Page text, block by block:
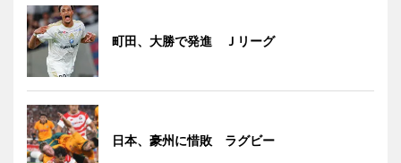
町田、大勝で発進 Ｊリーグ
日本、豪州に惜敗 ラグビー